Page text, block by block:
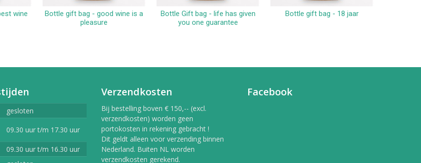
wine In winkelwagen
Bottle gift bag - good wine is a
pleasure
In winkelwagen
Bottle Gift bag - life has given
you one guarantee
In winkelwagen
Bottle gift bag - 18 jaar
gesloten
09.30 uur t/m 17.30 uur
09.30 uur t/m 16.30 uur
Verzendkosten
Bij bestelling boven € 150,-- (excl.
verzendkosten) worden geen
portokosten in rekening gebracht !
Dit geldt alleen voor verzending binnen
Nederland. Buiten NL worden
verzendkosten gerekend.
Facebook